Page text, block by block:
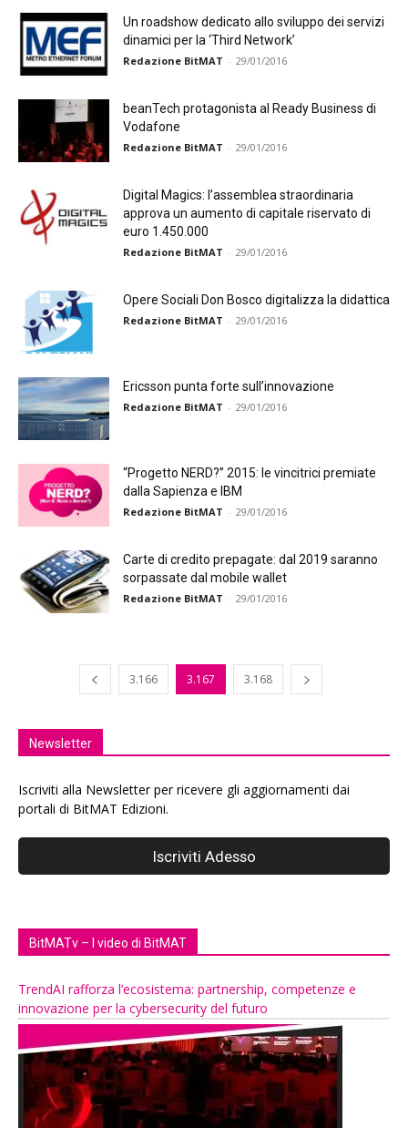
Un roadshow dedicato allo sviluppo dei servizi
dinamici per la ‘Third Network’
Redazione BitMAT - 29/01/2016
beanTech protagonista al Ready Business di
Vodafone
Redazione BitMAT - 29/01/2016
Digital Magics: l’assemblea straordinaria
approva un aumento di capitale riservato di
euro 1.450.000
Redazione BitMAT - 29/01/2016
Opere Sociali Don Bosco digitalizza la didattica
Redazione BitMAT - 29/01/2016
Ericsson punta forte sull’innovazione
Redazione BitMAT - 29/01/2016
“Progetto NERD?” 2015: le vincitrici premiate
dalla Sapienza e IBM
Redazione BitMAT - 29/01/2016
Carte di credito prepagate: dal 2019 saranno
sorpassate dal mobile wallet
Redazione BitMAT - 29/01/2016
3.166 3.167 3.168
Newsletter
Iscriviti alla Newsletter per ricevere gli aggiornamenti dai
portali di BitMAT Edizioni.
BitMATv – I video di BitMAT
TrendAI rafforza l’ecosistema: partnership, competenze e
innovazione per la cybersecurity del futuro